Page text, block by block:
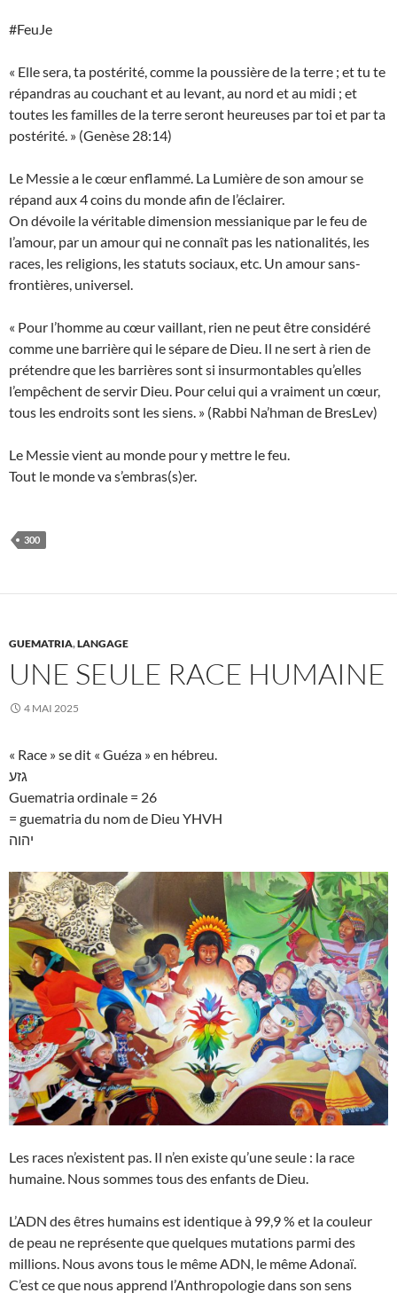
#FeuJe
« Elle sera, ta postérité, comme la poussière de la terre ; et tu te
répandras au couchant et au levant, au nord et au midi ; et
toutes les familles de la terre seront heureuses par toi et par ta
postérité. » (Genèse 28:14)
Le Messie a le cœur enflammé. La Lumière de son amour se
répand aux 4 coins du monde afin de l’éclairer.
On dévoile la véritable dimension messianique par le feu de
l’amour, par un amour qui ne connaît pas les nationalités, les
races, les religions, les statuts sociaux, etc. Un amour sans-
frontières, universel.
« Pour l’homme au cœur vaillant, rien ne peut être considéré
comme une barrière qui le sépare de Dieu. Il ne sert à rien de
prétendre que les barrières sont si insurmontables qu’elles
l’empêchent de servir Dieu. Pour celui qui a vraiment un cœur,
tous les endroits sont les siens. » (Rabbi Na’hman de BresLev)
Le Messie vient au monde pour y mettre le feu.
Tout le monde va s’embras(s)er.
300
GUEMATRIA,LANGAGE
UNE SEULE RACE HUMAINE
4 MAI 2025
« Race » se dit « Guéza » en hébreu.
גזע
Guematria ordinale = 26
= guematria du nom de Dieu YHVH
יהוה
Les races n’existent pas. Il n’en existe qu’une seule : la race
humaine. Nous sommes tous des enfants de Dieu.
L’ADN des êtres humains est identique à 99,9 % et la couleur
de peau ne représente que quelques mutations parmi des
millions. Nous avons tous le même ADN, le même Adonaï.
C’est ce que nous apprend l’Anthropologie dans son sens